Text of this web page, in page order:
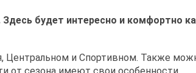
будет интересно и комфортно
Центральном и Спортивном. Также